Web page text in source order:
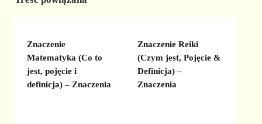
Znaczenie
Matematyka (Co to
jest, pojęcie i
definicja) – Znaczenia
Znaczenie Reiki
(Czym jest, Pojęcie &
Definicja) –
Znaczenia